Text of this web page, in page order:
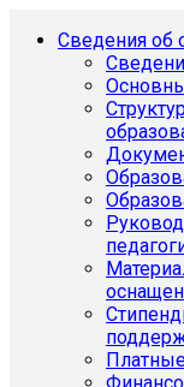
Сведения об